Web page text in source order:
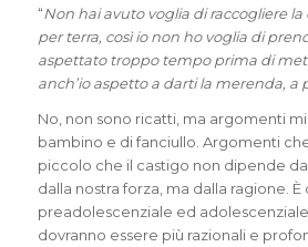
“Non hai avuto voglia di raccogliere
per terra, così io non ho voglia di
aspettato troppo tempo prima di
anch’io aspetto a darti la merenda, a
No, non sono ricatti, ma argomenti
bambino e di fanciullo. Argomenti
piccolo che il castigo non dipende
dalla nostra forza, ma dalla ragione.
preadolescenziale ed
dovranno essere più razionali e